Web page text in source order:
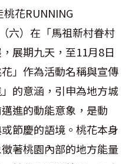
花RUNNING
六）在「馬祖新村眷村
展期九天，至11月8日
花」作為活動名稱與宣傳
的意涵，引申為地方城
進的動能意象，是動
節慶的語境。桃花本身
著桃園內部的地方能量